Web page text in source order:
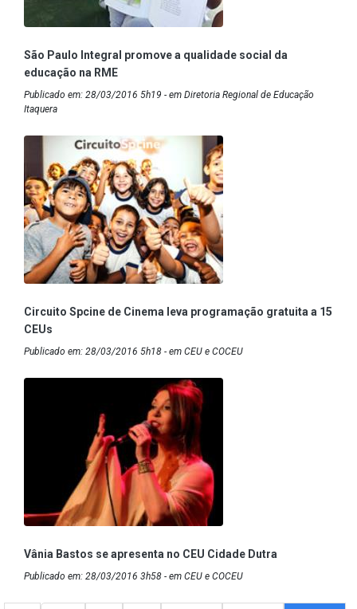
São Paulo Integral promove a qualidade social da
educação na RME
Publicado em: 28/03/2016 5h19 - em Diretoria Regional de Educação
Itaquera
Circuito Spcine de Cinema leva programação gratuita a 15
CEUs
Publicado em: 28/03/2016 5h18 - em CEU e COCEU
Vânia Bastos se apresenta no CEU Cidade Dutra
Publicado em: 28/03/2016 3h58 - em CEU e COCEU